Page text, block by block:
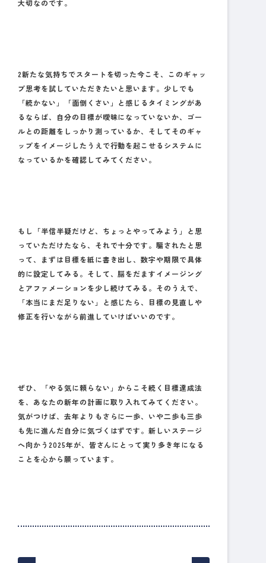
大切なのです。
2新たな気持ちでスタートを切った今こそ、このギャッ
プ思考を試していただきたいと思います。少しでも
「続かない」「面倒くさい」と感じるタイミングがあ
るならば、自分の目標が曖昧になっていないか、ゴー
ルとの距離をしっかり測っているか、そしてそのギャ
ップをイメージしたうえで行動を起こせるシステムに
なっているかを確認してみてください。
もし「半信半疑だけど、ちょっとやってみよう」と思
っていただけたなら、それで十分です。騙されたと思
って、まずは目標を紙に書き出し、数字や期限で具体
的に設定してみる。そして、脳をだますイメージング
とアファメーションを少し続けてみる。そのうえで、
「本当にまだ足りない」と感じたら、目標の見直しや
修正を行いながら前進していけばいいのです。
ぜひ、「やる気に頼らない」からこそ続く目標達成法
を、あなたの新年の計画に取り入れてみてください。
気がつけば、去年よりもさらに一歩、いや二歩も三歩
も先に進んだ自分に気づくはずです。新しいステージ
へ向かう2025年が、皆さんにとって実り多き年になる
ことを心から願っています。